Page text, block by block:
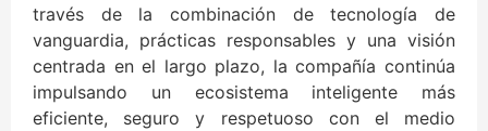
través de la combinación de tecnología de
vanguardia, prácticas responsables y una visión
centrada en el largo plazo, la compañía continúa
impulsando un ecosistema inteligente más
eficiente, seguro y respetuoso con el medio